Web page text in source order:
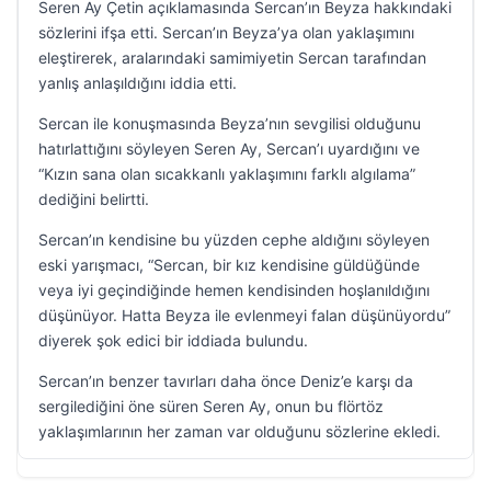
Seren Ay Çetin açıklamasında Sercan’ın Beyza hakkındaki
sözlerini ifşa etti. Sercan’ın Beyza’ya olan yaklaşımını
eleştirerek, aralarındaki samimiyetin Sercan tarafından
yanlış anlaşıldığını iddia etti.
Sercan ile konuşmasında Beyza’nın sevgilisi olduğunu
hatırlattığını söyleyen Seren Ay, Sercan’ı uyardığını ve
“Kızın sana olan sıcakkanlı yaklaşımını farklı algılama”
dediğini belirtti.
Sercan’ın kendisine bu yüzden cephe aldığını söyleyen
eski yarışmacı, “Sercan, bir kız kendisine güldüğünde
veya iyi geçindiğinde hemen kendisinden hoşlanıldığını
düşünüyor. Hatta Beyza ile evlenmeyi falan düşünüyordu”
diyerek şok edici bir iddiada bulundu.
Sercan’ın benzer tavırları daha önce Deniz’e karşı da
sergilediğini öne süren Seren Ay, onun bu flörtöz
yaklaşımlarının her zaman var olduğunu sözlerine ekledi.